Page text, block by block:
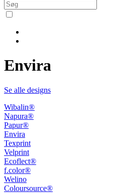
Envira
Se alle designs
Wibalin®
Napura®
Papur®
Envira
Texprint
Velprint
Ecoflect®
f.color®
Welino
Coloursource®